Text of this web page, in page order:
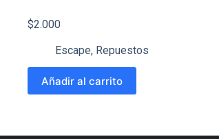
$2.000
Escape, Repuestos
Añadir al carrito